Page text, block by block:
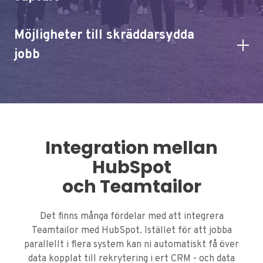
Genom att ha kontakterna i HubSpot kan vi
använda oss av samma smarta verktyg som säljare
använder för att engagera leads. Vad skiljer
egentligen kandidater till jobb från en CFO som
vill köpa ett ekonomisystem?
Möjligheter till skräddarsydda
jobb
Till skillnad från Teamtailor kunde vi i HubSpot
bygga våra formulär precis som vi vill baserat på
att konvertera.
Integration mellan
HubSpot
och Teamtailor
Det finns många fördelar med att integrera
Teamtailor med HubSpot. Istället för att jobba
parallellt i flera system kan ni automatiskt få över
data kopplat till rekrytering i ert CRM - och data